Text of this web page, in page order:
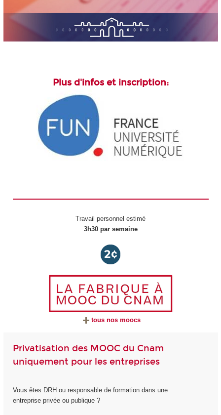
Plus d'infos et inscription:
Travail personnel estimé
3h30 par semaine
tous nos moocs
Privatisation des MOOC du Cnam
uniquement pour les entreprises
Vous êtes DRH ou responsable de formation dans une
entreprise privée ou publique ?